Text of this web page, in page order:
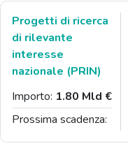
Progetti di ricerca
di rilevante
interesse
nazionale (PRIN)
Importo: 1.80 Mld €
Prossima scadenza: